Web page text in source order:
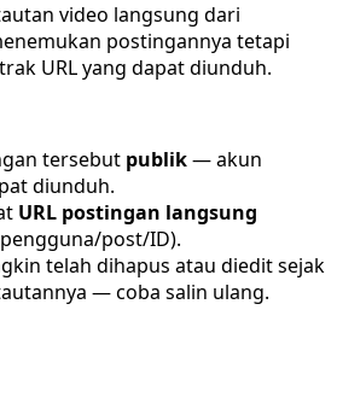
video langsung dari
postingannya tetapi
URL yang dapat diunduh.
tersebut publik— akun
diunduh.
URL postingan langsung
post/ID).
telah dihapus atau diedit sejak
— coba salin ulang.